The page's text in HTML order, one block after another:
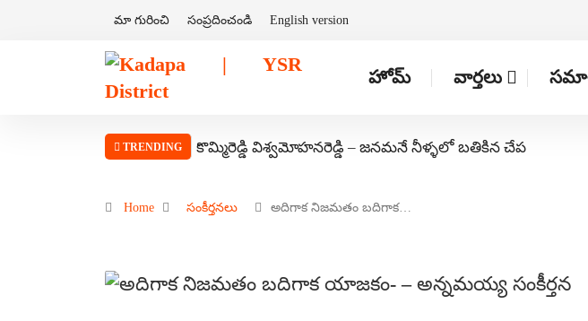
మా గురించి సంప్రదించండి English version
హోమ్ వార్తలు
TRENDING కొమ్మిరెడ్డి విశ్వమోహనరెడ్డి – జనమనే నీళ్ళలో బతికిన చేప
Home సంకీర్తనలు అదిగాక నిజమతం బదిగాక…